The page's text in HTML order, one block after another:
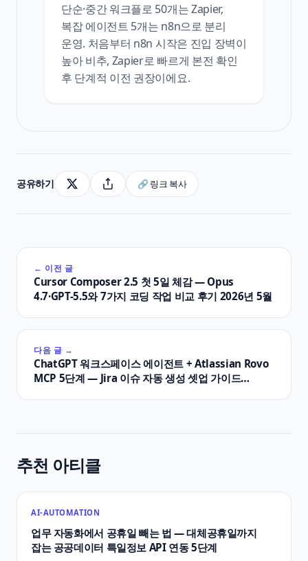
단순·중간 워크플로 50개는 Zapier,
복잡 에이전트 5개는 n8n으로 분리
운영. 처음부터 n8n 시작은 진입 장벽이
높아 비추, Zapier로 빠르게 본전 확인
후 단계적 이전 권장이에요.
공유하기 🔗 링크 복사
← 이전 글
Cursor Composer 2.5 첫 5일 체감 — Opus
4.7·GPT-5.5와 7가지 코딩 작업 비교 후기 2026년 5월
다음 글 →
ChatGPT 워크스페이스 에이전트 + Atlassian Rovo
MCP 5단계 — Jira 이슈 자동 생성 셋업 가이드
추천 아티클
AI-AUTOMATION
업무 자동화에서 공휴일 빼는 법 — 대체공휴일까지
잡는 공공데이터 특일정보 API 연동 5단계